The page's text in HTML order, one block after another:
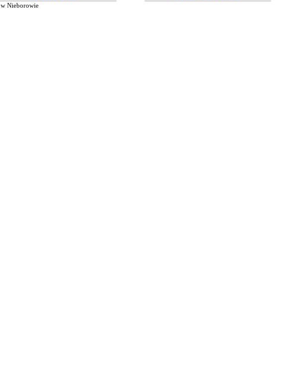
w Nieborowie